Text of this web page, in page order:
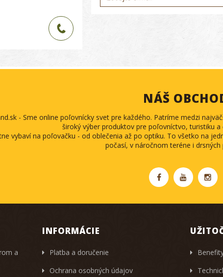
NÁŠ
- Sme online poľovnícky svet pre každého. Patríme medzi
široký výber produktov pre poľovníctvo, turistiku
vybaví na poľovačku - od oblečenia až po optiku. To všetko na
počasí, v náročnom teréne i drsných
a
INFORMÁCIE
Platba a doručenie
Ochrana osobných údajov